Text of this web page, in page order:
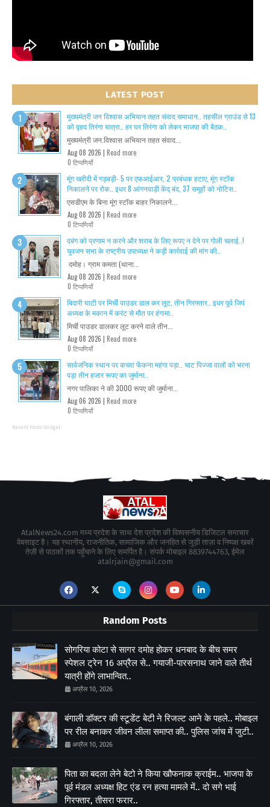
LATEST POST
मुख्यमंत्री जन विश्वास अभियान तहत संवाद समाधान.. तहसील ग्राउंड से 13
को वृहद तिरंगा यात्रा.. हर घर तिरंगा को लेकर भाजपा की बैठक..
मुख्यमंत्री जन.विश्वास अभियान तहत संवाद...
Aug 08 2026 | Read more
0 टिप्पणियाँ
मूंग खरीदी में गड़बड़ी- 5 पर एफआईआर, 2 प्रबंधक हटाए, मूंग स्टॉक
निकालने पर रोक.. इधर 8 आंगनवाड़ी केंद् बंद, 37 समूहों को नोटिस..
एसडीएम के बिना मूंग स्टॉक बाहर निकालने...
Aug 08 2026 | Read more
0 टिप्पणियाँ
दबंग को प्रणाम न करने और शराब के लिए रूपए न देने पर गोली चलाई..!
युवजन सभा के राष्ट्रीय उपाध्यक्ष ने कड़ी कार्रवाई की मांग की..
दमोह। ग्राम कमता (थाना...
Aug 08 2026 | Read more
0 टिप्पणियाँ
बिदारी घाटी पर मिर्ची पाउडर डाल कर लूट, तीन गिरफ्तार.. इधर पूर्व जिपं
अध्यक्ष के मकान में करंट से मौत पर हंगामा..
मिर्ची पाउडर डालकर लूट करने वाले तीन...
Aug 08 2026 | Read more
0 टिप्पणियाँ
सार्वजनिक स्थान पर कचरा फेंकना महंगा पड़ा.. चाट पिज्जा वालों को भरना
पड़ा तीन हजार रूपए का जुर्माना..
नगर पालिका ने की 3000 रूपए की जुर्माना...
Aug 06 2026 | Read more
0 टिप्पणियाँ
Recent Posts Widget
AtalNews24.com मध्य प्रदेश के साथ देश प्रदेश की विश्वसनीय डिजिटल समाचार
वेबसाइट है। यह स्थानीय, राजनीतिक, सामाजिक और जनहित से जुड़ी ताज़ा व निष्पक्ष खबरें
तेज़ी से पाठकों तक पहुँचाने के लिए समर्पित है। संपर्क मोबाइल 8839744763, ईमेल
atalrjain@gmail.com
Random Posts
सोगरिया कोटा से सागर दमोह होकर धनबाद के बीच समर
स्पेशल ट्रेन 16 अप्रैल से.. गयाजी-पारसनाथ जाने वाले तीर्थ
यात्री होंगे लाभान्वित..
अप्रैल 10, 2026
बंगाली डॉक्टर की स्टूडेंट बेटी ने रिजल्ट आने के पहले.. मोबाइल
पर रील बनाकर जीवन लीला समाप्त की.. पुलिस जांच में जुटी..
अप्रैल 10, 2026
पिता का बदला लेने बेटो ने किया खौफनाक क्राईम.. भाजपा के
पूर्व मंडल अध्यक्ष हिट एंड रन हत्या मामले में.. दो सगे भाई
गिरफ्तार, तीसरा फरार..